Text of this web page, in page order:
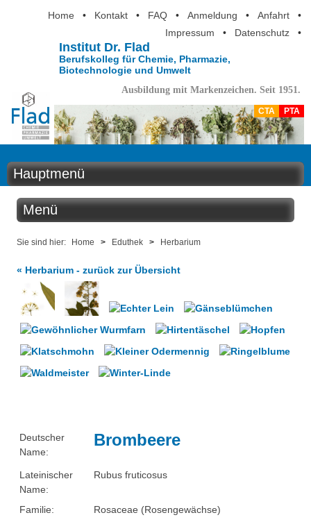
Home • Kontakt • FAQ • Anmeldung • Anfahrt
•
Impressum
• Datenschutz •
Institut Dr. Flad
Berufskolleg für Chemie, Pharmazie,
Biotechnologie und Umwelt
Ausbildung mit Markenzeichen. Seit 1951.
CTA PTA
Hauptmenü
Home
Berufsinformation
Über uns
Besonderheiten
Projekte
Menü
Eduthek
SuperLab - Das Labor in der Küche
Nanotechnologie
Chemie in der Mikrowelle
Arzneipflanzen im Botanischen Garten Hohenheim
Perlonfasern
Suppenchemie
Sie sind hier: Home > Eduthek > Herbarium
« Herbarium - zurück zur Übersicht
Deutscher
Name:
Brombeere
Lateinischer
Name:
Rubus fruticosus
Familie:
Rosaceae (Rosengewächse)